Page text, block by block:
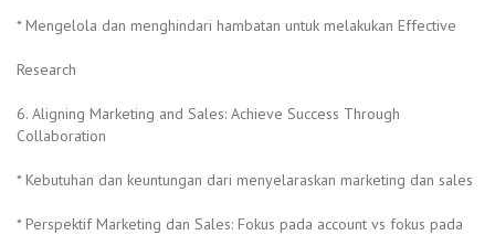
* Mengelola dan menghindari hambatan untuk melakukan Effective
Research
6. Aligning Marketing and Sales: Achieve Success Through
Collaboration
* Kebutuhan dan keuntungan dari menyelaraskan marketing dan sales
* Perspektif Marketing dan Sales: Fokus pada account vs fokus pada